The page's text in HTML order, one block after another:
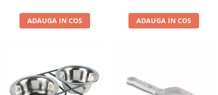
ADAUGA IN COS ADAUGA IN COS